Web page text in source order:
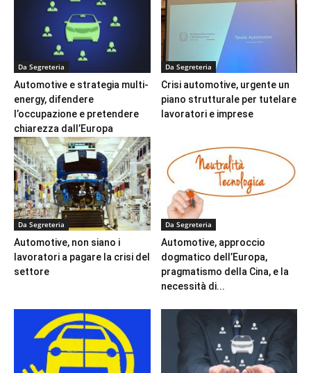
Da Segreteria
Automotive e strategia multi-
energy, difendere
l’occupazione e pretendere
chiarezza dall’Europa
Da Segreteria
Crisi automotive, urgente un
piano strutturale per tutelare
lavoratori e imprese
Da Segreteria
Automotive, non siano i
lavoratori a pagare la crisi del
settore
Da Segreteria
Automotive, approccio
dogmatico dell’Europa,
pragmatismo della Cina, e la
necessità di...